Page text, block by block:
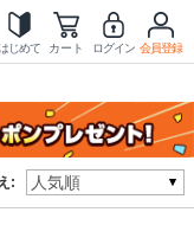
じめて カート ログイン 会員登録
: